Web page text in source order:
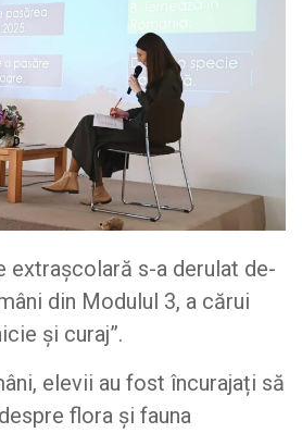
extrașcolară s-a derulat de-
din Modulul 3, a cărui
și curaj”.
elevii au fost încurajați să
flora și fauna